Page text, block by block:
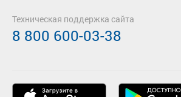
Техническая поддержка сайта
8 800 600-03-38